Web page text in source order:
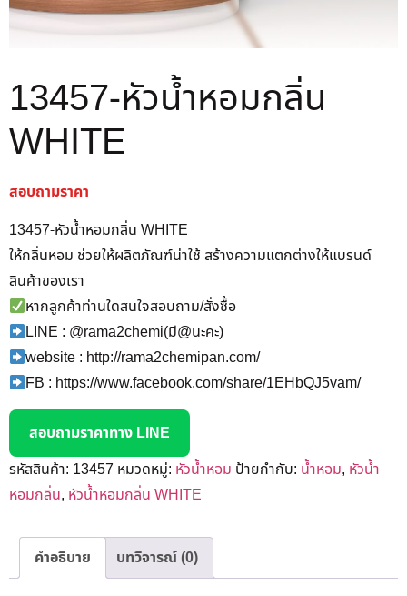
13457-หัวน้ำหอมกลิ่น
WHITE
สอบถามราคา
13457-หัวน้ำหอมกลิ่น WHITE
ให้กลิ่นหอม ช่วยให้ผลิตภัณฑ์น่าใช้ สร้างความแตกต่างให้แบรนด์
สินค้าของเรา
หากลูกค้าท่านใดสนใจสอบถาม/สั่งซื้อ
LINE : @rama2chemi(มี@นะคะ)
website : http://rama2chemipan.com/
FB : https://www.facebook.com/share/1EHbQJ5vam/
สอบถามราคาทาง LINE
รหัสสินค้า: 13457 หมวดหมู่: หัวน้ำหอม ป้ายกำกับ: น้ำหอม, หัวน้ำ
หอมกลิ่น, หัวน้ำหอมกลิ่น WHITE
คำอธิบาย บทวิจารณ์ (0)